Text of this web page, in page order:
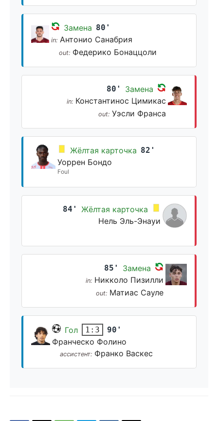
Замена 80'
in: Антонио Санабрия
out: Федерико Бонаццоли
80' Замена
in: Константинос Цимикас
out: Уэсли Франса
Жёлтая карточка 82'
Уоррен Бондо
Foul
84'
Жёлтая карточка
Нель Эль-Энауи
85' Замена
in: Никколо Пизилли
out: Матиас Сауле
Гол 1:3 90'
Франческо Фолино
ассистент: Франко Васкес